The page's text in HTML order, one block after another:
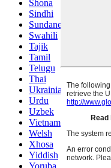
Shona
Sindhi
Sundanese
Swahili
Tajik
Tamil
Telugu
Thai
Ukrainian
Urdu
Uzbek
Vietnamese
Welsh
Xhosa
Yiddish
Yoruba